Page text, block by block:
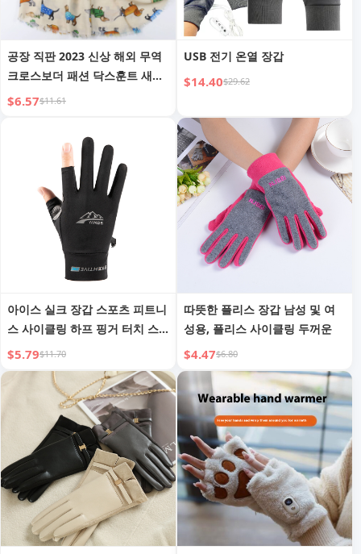
공장 직판 2023 신상 해외 무역
크로스보더 패션 닥스훈트 새틴
프린트 롱 스카프 여행 휴가 선
$6.57$11.61
USB 전기 온열 장갑
$14.40$29.62
아이스 실크 장갑 스포츠 피트니
스 사이클링 하프 핑거 터치 스
크린 낚시 장갑 남녀
$5.79$11.70
따뜻한 플리스 장갑 남성 및 여
성용, 플리스 사이클링 두꺼운
$4.47$6.80